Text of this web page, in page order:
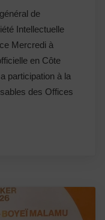
de
Intellectuelle
Mercredi à
en Côte
participation à la
des Offices